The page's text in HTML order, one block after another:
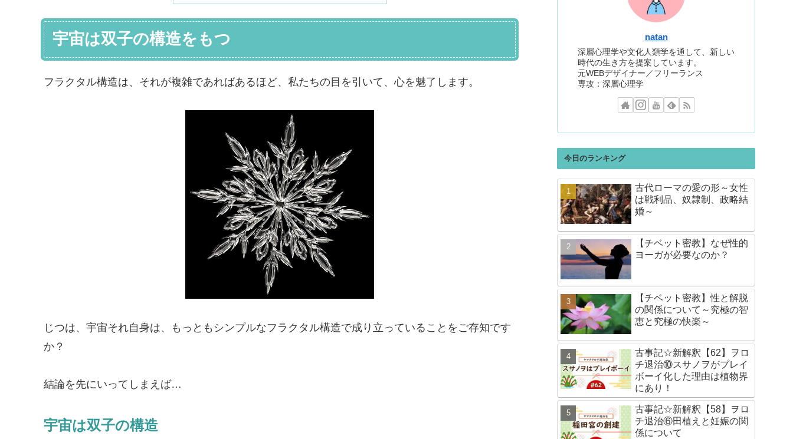
宇宙は双子の構造をもつ
フラクタル構造は、それが複雑であればあるほど、私たちの目を引いて、心を魅了します。
じつは、宇宙それ自身は、もっともシンプルなフラクタル構造で成り立っていることをご存知です
か？
結論を先にいってしまえば…
宇宙は双子の構造
natan
深層心理学や文化人類学を通して、新しい
時代の生き方を提案しています。
元WEBデザイナー／フリーランス
専攻：深層心理学
今日のランキング
古代ローマの愛の形～女性
は戦利品、奴隷制、政略結
婚～
【チベット密教】なぜ性的
ヨーガが必要なのか？
【チベット密教】性と解脱
の関係について～究極の智
恵と究極の快楽～
古事記☆新解釈【62】ヲロ
チ退治⑩スサノヲがプレイ
ボーイ化した理由は植物界
にあり！
古事記☆新解釈【58】ヲロ
チ退治⑥田植えと妊娠の関
係について